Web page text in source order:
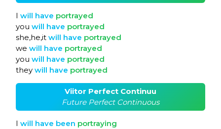
I will have portrayed
you will have portrayed
she,he,it will have portrayed
we will have portrayed
you will have portrayed
they will have portrayed
Viitor Perfect Continuu
Future Perfect Continuous
I will have been portraying